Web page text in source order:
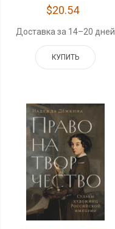
$20.54
Доставка за 14–20 дней
КУПИТЬ